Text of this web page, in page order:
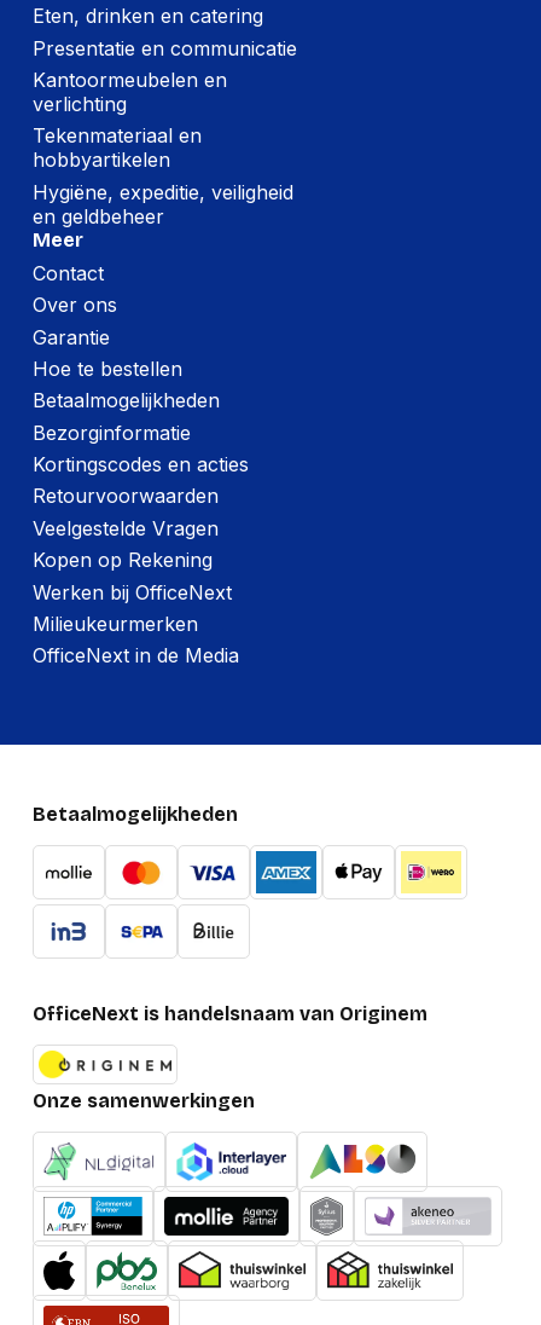
Eten, drinken en catering
Presentatie en communicatie
Kantoormeubelen en
verlichting
Tekenmateriaal en
hobbyartikelen
Hygiëne, expeditie, veiligheid
en geldbeheer
Meer
Contact
Over ons
Garantie
Hoe te bestellen
Betaalmogelijkheden
Bezorginformatie
Kortingscodes en acties
Retourvoorwaarden
Veelgestelde Vragen
Kopen op Rekening
Werken bij OfficeNext
Milieukeurmerken
OfficeNext in de Media
Betaalmogelijkheden
OfficeNext is handelsnaam van Originem
Onze samenwerkingen